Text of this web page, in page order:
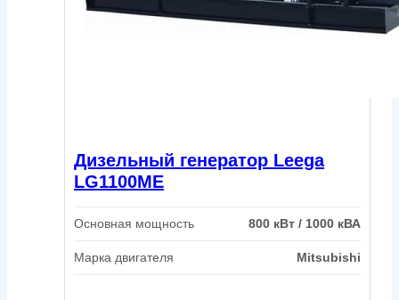
Дизельный генератор Leega
LG1100ME
Основная мощность 800 кВт / 1000 кВА
Марка двигателя Mitsubishi